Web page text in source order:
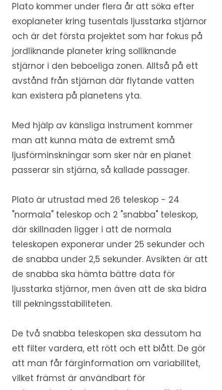
Plato kommer under flera år att söka efter
exoplaneter kring tusentals ljusstarka stjärnor
och är det första projektet som har fokus på
jordliknande planeter kring solliknande
stjärnor i den beboeliga zonen. Alltså på ett
avstånd från stjärnan där flytande vatten
kan existera på planetens yta.
Med hjälp av känsliga instrument kommer
man att kunna mäta de extremt små
ljusförminskningar som sker när en planet
passerar sin stjärna, så kallade passager.
Plato är utrustad med 26 teleskop - 24
"normala" teleskop och 2 "snabba" teleskop,
där skillnaden ligger i att de normala
teleskopen exponerar under 25 sekunder och
de snabba under 2,5 sekunder. Avsikten är att
de snabba ska hämta bättre data för
ljusstarka stjärnor, men även att de ska bidra
till pekningsstabiliteten.
De två snabba teleskopen ska dessutom ha
ett filter vardera, ett rött och ett blått. De gör
att man får färginformation om variabilitet,
vilket främst är användbart för